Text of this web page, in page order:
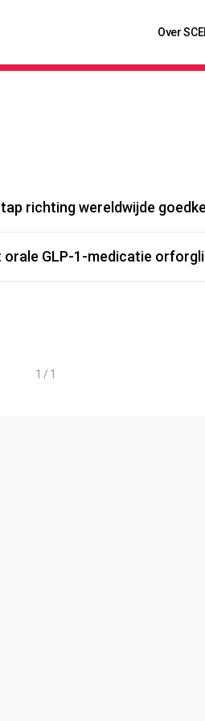
Over SCE
richting wereldwijde
orale GLP-1-medicatie
1 / 1